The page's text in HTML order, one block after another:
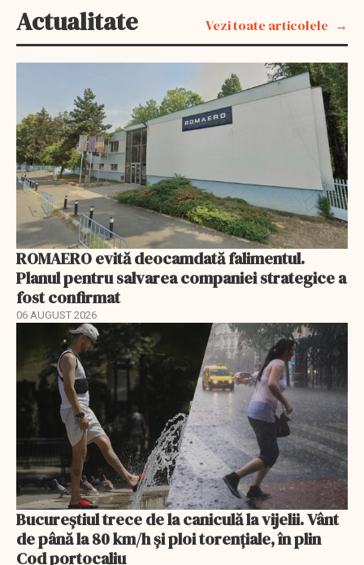
Actualitate Vezi toate articolele
ROMAERO evită deocamdată falimentul.
Planul pentru salvarea companiei strategice a
fost confirmat
06 AUGUST 2026
Bucureștiul trece de la caniculă la vijelii. Vânt
de până la 80 km/h și ploi torențiale, în plin
Cod portocaliu